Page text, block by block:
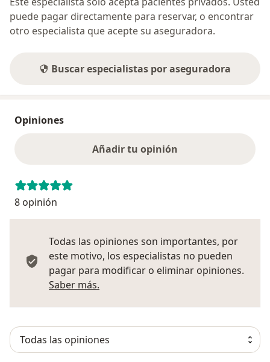
puede pagar directamente para reservar, o encontrar
otro especialista que acepte su aseguradora.
Buscar especialistas por aseguradora
Opiniones
Añadir tu opinión
8 opinión
Todas las opiniones son importantes, por
este motivo, los especialistas no pueden
pagar para modificar o eliminar opiniones.
Saber más.